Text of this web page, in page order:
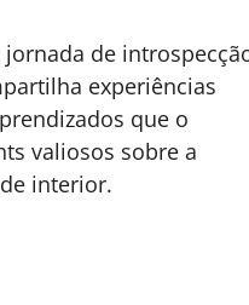
de
experiências
que o
valiosos sobre a
interior.